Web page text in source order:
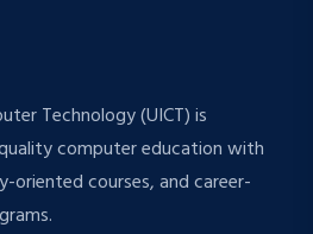
Technology (UICT) is
computer education with
oriented courses, and career-